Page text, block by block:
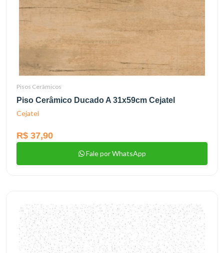
Pisos Cerâmicos
Piso Cerâmico Ducado A 31x59cm Cejatel
Cejatel
R$ 37,90
Fale por WhatsApp